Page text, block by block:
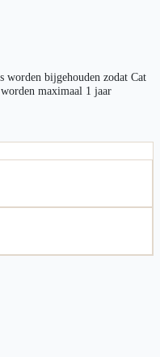
worden bijgehouden zodat Cat
maximaal 1 jaar